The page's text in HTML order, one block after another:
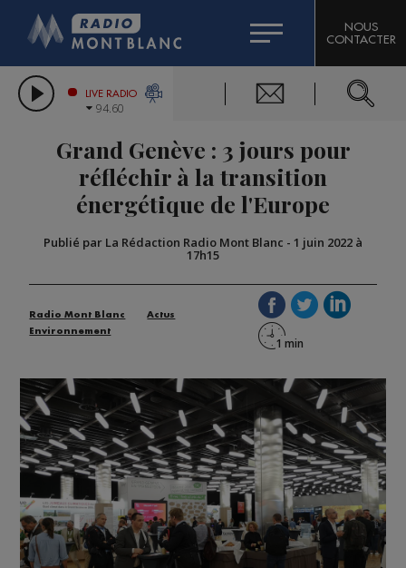
LES CHRONIQUES DE L'EXPERT
CITIZEN MACHINERY
GRAND MASSIF DOMAINES SKIABLES
BIGARD
COMPAGNIE DU MONT-BLANC
NOUS
CONTACTER
LIVE RADIO
94.60
Grand Genève : 3 jours pour
réfléchir à la transition
énergétique de l'Europe
Publié par La Rédaction Radio Mont Blanc - 1 juin 2022 à
17h15
Radio Mont Blanc
Actus
Environnement